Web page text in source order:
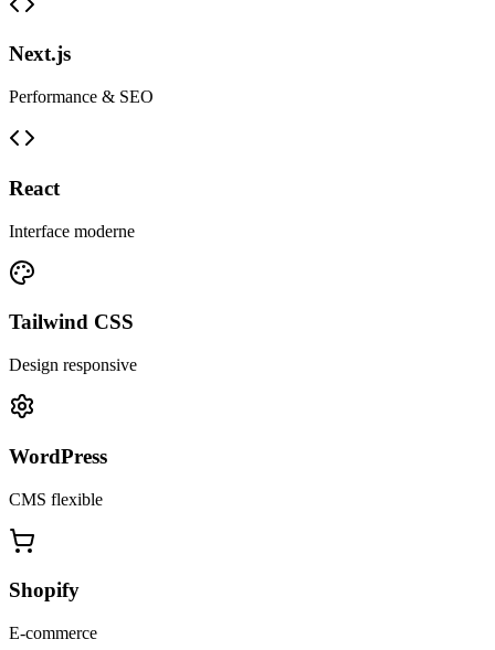
Next.js
Performance & SEO
React
Interface moderne
Tailwind CSS
Design responsive
WordPress
CMS flexible
Shopify
E-commerce